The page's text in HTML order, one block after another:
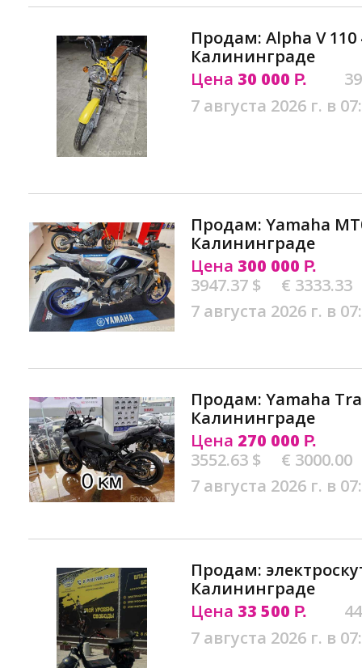
Продам: Alpha V 110
Калининграде
Цена 30 000 Р.
7 августа 2026 г. в
Продам: Yamaha
Калининграде
Цена 300 000 Р.
3947.37 $
€ 3333.33
7 августа 2026 г. в
Продам: Yamaha
Калининграде
Цена 270 000 Р.
3552.63 $
€ 3000.00
7 августа 2026 г. в
Продам:
Калининграде
Цена 33 500 Р.
7 августа 2026 г. в